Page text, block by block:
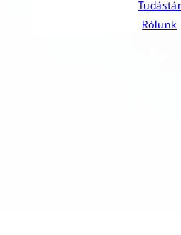
Tudástár
Rólunk